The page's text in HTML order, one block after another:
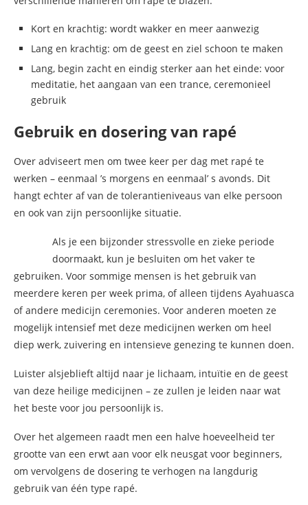
Kort en krachtig: wordt wakker en meer aanwezig
Lang en krachtig: om de geest en ziel schoon te maken
Lang, begin zacht en eindig sterker aan het einde: voor
meditatie, het aangaan van een trance, ceremonieel
gebruik
Gebruik en dosering van rapé
Over adviseert men om twee keer per dag met rapé te
werken – eenmaal ’s morgens en eenmaal’ s avonds. Dit
hangt echter af van de tolerantieniveaus van elke persoon
en ook van zijn persoonlijke situatie.
Als je een bijzonder stressvolle en zieke periode
doormaakt, kun je besluiten om het vaker te
gebruiken. Voor sommige mensen is het gebruik van
meerdere keren per week prima, of alleen tijdens Ayahuasca
of andere medicijn ceremonies. Voor anderen moeten ze
mogelijk intensief met deze medicijnen werken om heel
diep werk, zuivering en intensieve genezing te kunnen doen.
Luister alsjeblieft altijd naar je lichaam, intuïtie en de geest
van deze heilige medicijnen – ze zullen je leiden naar wat
het beste voor jou persoonlijk is.
Over het algemeen raadt men een halve hoeveelheid ter
grootte van een erwt aan voor elk neusgat voor beginners,
om vervolgens de dosering te verhogen na langdurig
gebruik van één type rapé.